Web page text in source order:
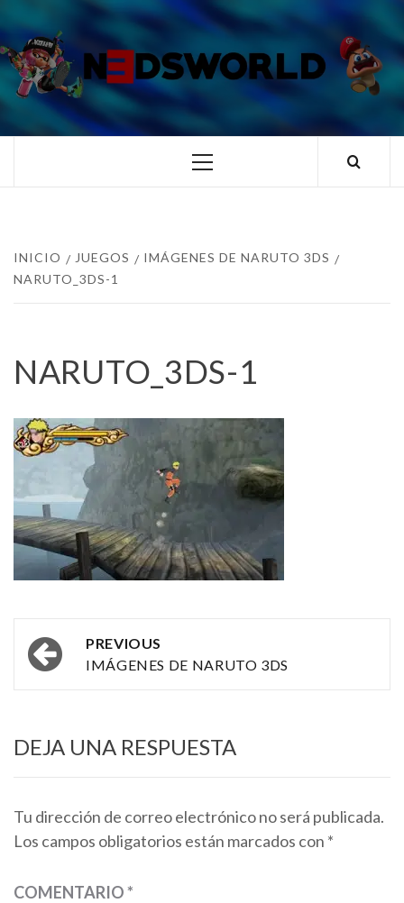
al
contenido
TUS ESPECIALISTAS EN NINTENDO
Menú
INICIO JUEGOS
IMÁGENES DE NARUTO 3DS
NARUTO_3DS-1
NARUTO_3DS-1
Post
navigation
PREVIOUS
IMÁGENES DE NARUTO 3DS
DEJA UNA RESPUESTA
Tu dirección de correo electrónico no será publicada.
Los campos obligatorios están marcados con *
COMENTARIO*